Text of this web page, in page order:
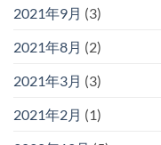
2021年9月 (3)
2021年8月 (2)
2021年3月 (3)
2021年2月 (1)